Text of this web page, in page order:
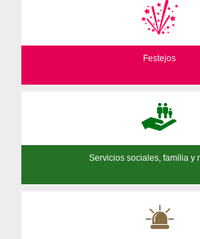
Festejos
Servicios sociales, familia y